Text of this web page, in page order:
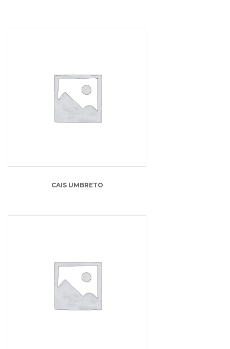
15.00lei
CAIS UMBRETO
13.00lei